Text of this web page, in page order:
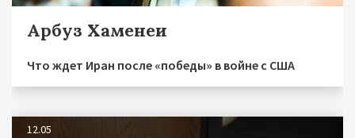
Арбуз Хаменеи
Что ждет Иран после «победы» в войне с США
12.05